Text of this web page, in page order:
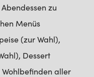
zu
Menüs
(zur Wahl),
Dessert
Wohlbefinden aller